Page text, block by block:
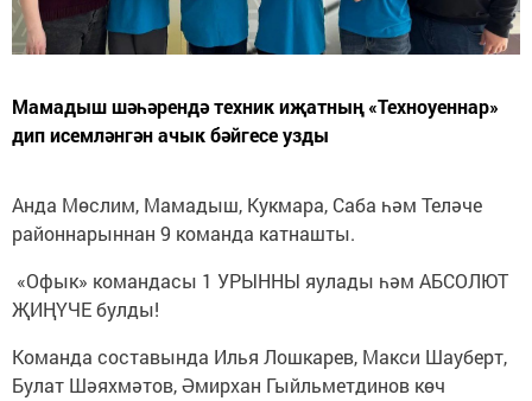
Мамадыш шәһәрендә техник иҗатның «Техноуеннар»
дип исемләнгән ачык бәйгесе узды
Анда Мөслим, Мамадыш, Кукмара, Саба һәм Теләче
районнарыннан 9 команда катнашты.
«Офык» командасы 1 УРЫННЫ яулады һәм АБСОЛЮТ
ҖИҢҮЧЕ булды!
Команда составында Илья Лошкарев, Макси Шауберт,
Булат Шәяхмәтов, Әмирхан Гыйльметдинов көч